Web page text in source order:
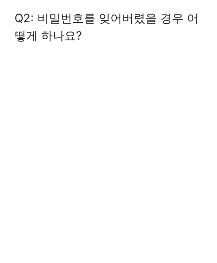
Q2: 비밀번호를 잊어버렸을 경우 어
떻게 하나요?